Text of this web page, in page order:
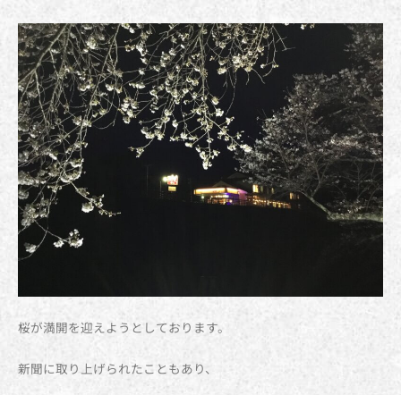
桜が満開を迎えようとしております。
新聞に取り上げられたこともあり、